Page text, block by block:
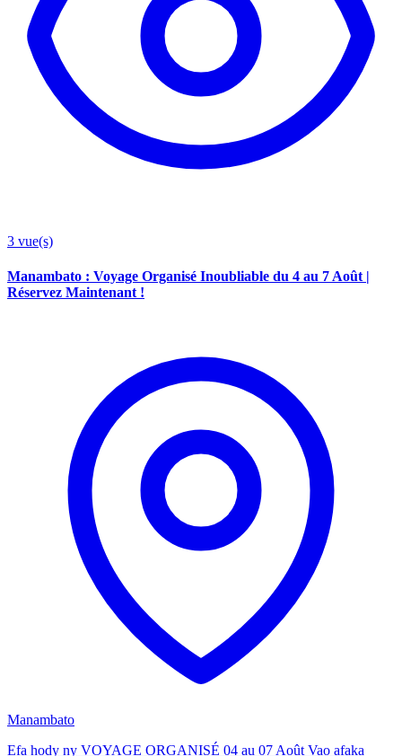
3 vue(s)
Manambato : Voyage Organisé Inoubliable du 4 au 7 Août |
Réservez Maintenant !
Manambato
Efa hody ny VOYAGE ORGANISÉ 04 au 07 Août Vao afaka